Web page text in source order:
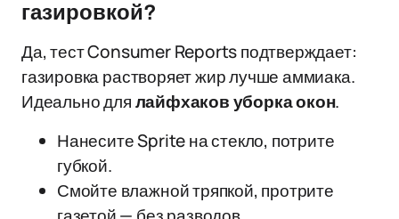
газировкой?
Да, тест Consumer Reports подтверждает:
газировка растворяет жир лучше аммиака.
Идеально длялайфхаков уборка окон.
Нанесите Sprite на стекло, потрите
губкой.
Смойте влажной тряпкой, протрите